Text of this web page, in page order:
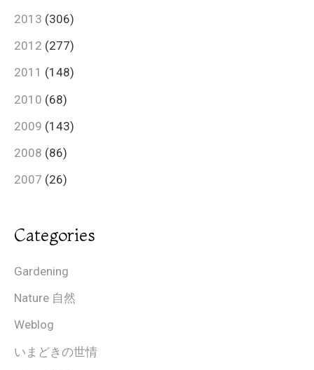
2013 (306)
2012 (277)
2011 (148)
2010 (68)
2009 (143)
2008 (86)
2007 (26)
Categories
Gardening
Nature 自然
Weblog
いまどきの世情